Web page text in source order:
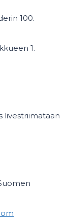
100.
1.
livestriimataan